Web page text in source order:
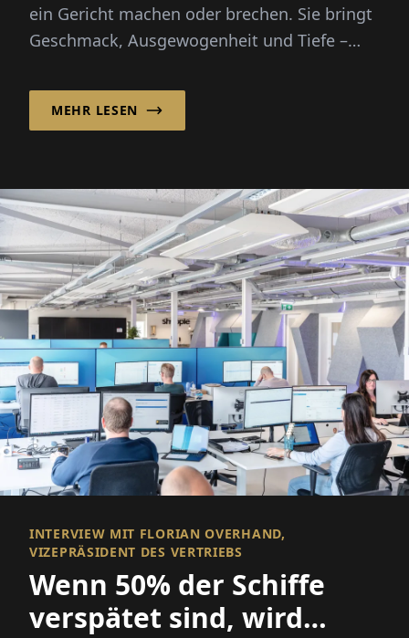
ein Gericht machen oder brechen. Sie bringt
Geschmack, Ausgewogenheit und Tiefe –
Grund auf erfordert Stunden...
MEHR LESEN
INTERVIEW MIT FLORIAN OVERHAND,
VIZEPRÄSIDENT DES VERTRIEBS
Wenn 50% der Schiffe
verspätet sind, wird